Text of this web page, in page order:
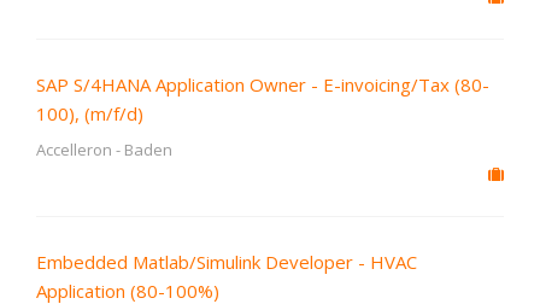
SAP S/4HANA Application Owner - E-invoicing/Tax (80-
100), (m/f/d)
Accelleron - Baden
Embedded Matlab/Simulink Developer - HVAC
Application (80-100%)